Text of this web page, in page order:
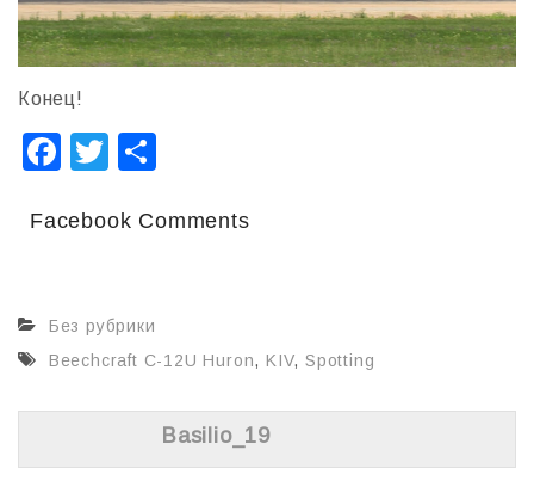
Конец!
F
c
o
o
k
T
tt п
и
т
ь
Facebook Comments
Без рубрики
Beechcraft C-12U Huron,KIV,Spotting
Basilio_19